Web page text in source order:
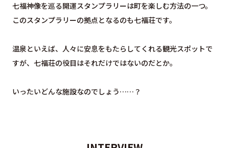
七福神像を巡る開運スタンプラリーは町を楽しむ方法の一つ。
このスタンプラリーの拠点となるのも七福荘です。
温泉といえば、人々に安息をもたらしてくれる観光スポットで
すが、七福荘の役目はそれだけではないのだとか。
いったいどんな施設なのでしょう……？